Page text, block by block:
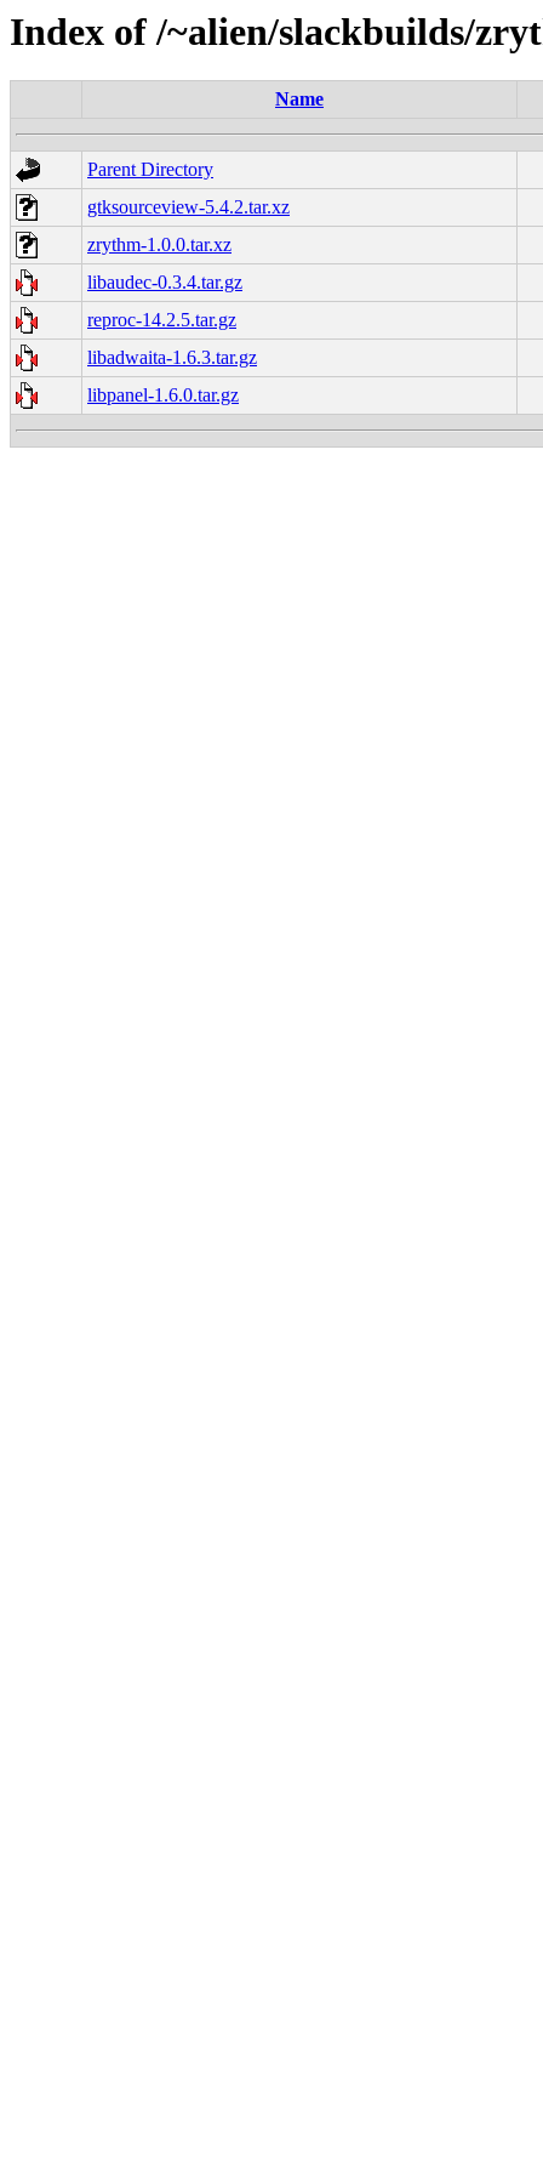
Index of /~alien/slackbuilds/
Name
Parent Directory
gtksourceview-5.4.2.tar.xz
zrythm-1.0.0.tar.xz
libaudec-0.3.4.tar.gz
reproc-14.2.5.tar.gz
libadwaita-1.6.3.tar.gz
libpanel-1.6.0.tar.gz